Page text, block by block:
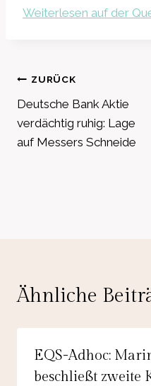
Weiterlesen auf der
ZURÜCK
Deutsche Bank Aktie
verdächtig ruhig: Lage
auf Messers Schneide
Ähnliche
EQS-Adhoc:
beschließt zweite